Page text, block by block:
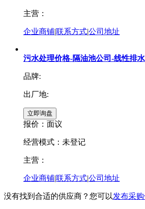
主营：
企业商铺|联系方式|公司地址
污水处理价格-隔油池公司-线性排
品牌:
出厂地:
报价： 面议
经营模式：未登记
主营：
企业商铺|联系方式|公司地址
没有找到合适的供应商？您可以发布采